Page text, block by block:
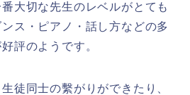
大切な先生のレベルがとても
ス・ピアノ・話し方などの多
評のようです。
徒同士の繫がりができたり、